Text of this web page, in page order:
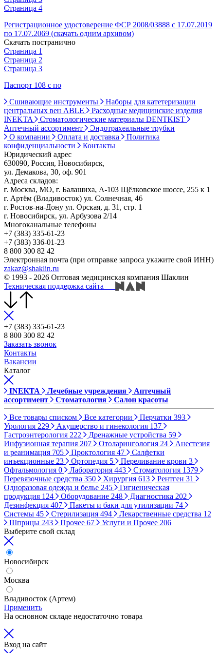
Страница 4
Регистрационное удостоверение ФСР 2008/03888 с 17.07.2019
по 17.07.2069 (скачать одним архивом)
Скачать постранично
Страница 1
Страница 2
Страница 3
Паспорт 108 с по
Сшивающие инструменты
Наборы для катетеризации
центральных вен ABLE
Расходные медицинские изделия
INEKTA
Стоматологические материалы DENTKIST
Аптечный ассортимент
Эндотрахеальные трубки
О компании
Оплата и доставка
Политика
конфиденциальности
Контакты
Юридический адрес
630090, Россия, Новосибирск,
ул. Демакова, 30, оф. 901
Адреса складов:
г. Москва, МО, г. Балашиха, А-103 Щёлковское шоссе, 255 к 1
г. Артём (Владивосток) ул. Солнечная, 46
г. Ростов-на-Дону ул. Орская, д. 31, стр. 1
г. Новосибирск, ул. Арбузова 2/14
Многоканальные телефоны
+7 (383) 335-61-23
+7 (383) 336-01-23
8 800 300 82 42
Электронная почта (при отправке запроса укажите свой ИНН)
zakaz@shaklin.ru
© 1993 - 2026 Оптовая медицинская компания Шаклин
Техническая поддержка сайта —
+7 (383) 335-61-23
8 800 300 82 42
Заказать звонок
Контакты
Вакансии
Каталог
INEKTA Лечебные учреждения
Аптечный
ассортимент
Стоматология Салон красоты
Все товары списком Все категории Перчатки 393
Урология 229 Акушерство и гинекология 137
Гастроэнтерология 222 Дренажные устройства 59
Инфузионная терапия 207 Отоларингология 24
Анестезия
и реанимация 705 Проктология 47
Салфетки
инъекционные 23 Ортопедия 5 Переливание крови 3
Офтальмология 0 Лаборатория 443 Стоматология 1379
Перевязочные средства 350 Хирургия 613 Рентген 31
Одноразовая одежда и белье 245
Гигиеническая
продукция 124 Оборудование 248 Диагностика 202
Дезинфекция 407 Пакеты и баки для утилизации 74
Системы 45 Стерилизация 494 Лекарственные средства 12
Шприцы 243 Прочее 67 Услуги и Прочее 206
Выберите свой склад
Новосибирск
Москва
Владивосток (Артем)
Применить
На основном складе недостаточно товара
Вход на сайт